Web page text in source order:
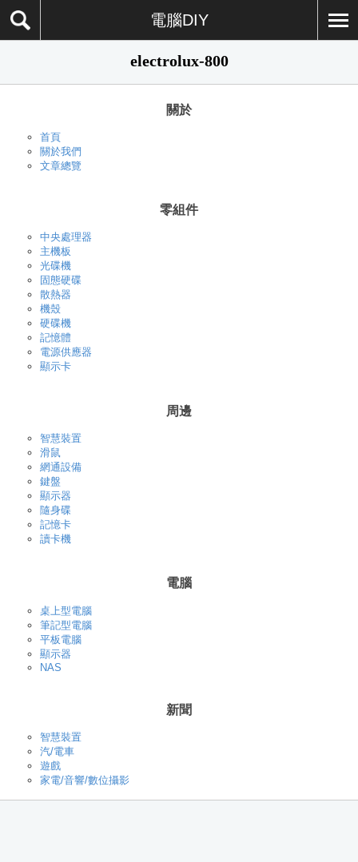
電腦DIY
electrolux-800
關於
首頁
關於我們
文章總覽
零組件
中央處理器
主機板
光碟機
固態硬碟
散熱器
機殼
硬碟機
記憶體
電源供應器
顯示卡
周邊
智慧裝置
滑鼠
網通設備
鍵盤
顯示器
隨身碟
記憶卡
讀卡機
電腦
桌上型電腦
筆記型電腦
平板電腦
顯示器
NAS
新聞
智慧裝置
汽/電車
遊戲
家電/音響/數位攝影